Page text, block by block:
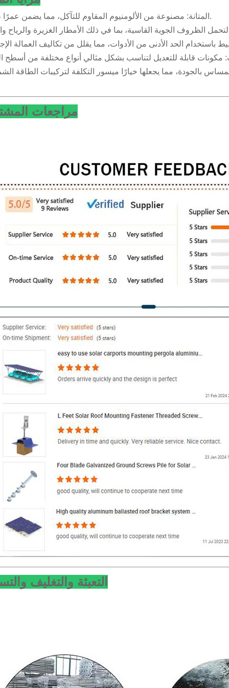
المتانة: مصنوعة من الألومنيوم المقاوم للتآكل، مما يضمن عمرًا طويلًا.
مراجعات
التعبئة والتغليف